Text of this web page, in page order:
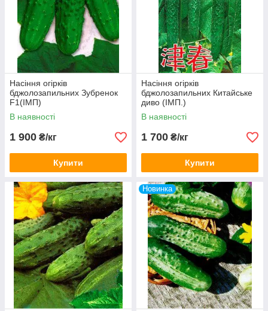
Насіння огірків
бджолозапильних Зубренок
F1(ІМП)
В наявності
1 900 ₴/кг
Купити
Насіння огірків
бджолозапильних Китайське
диво (ІМП.)
В наявності
1 700 ₴/кг
Купити
Новинка